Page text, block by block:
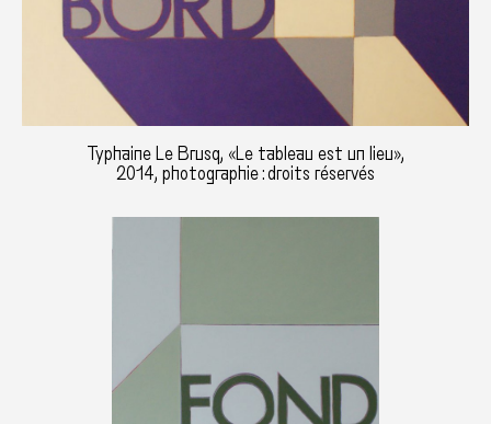
Typhaine Le Brusq, «Le tableau est un lieu»,
2014, photographie : droits réservés